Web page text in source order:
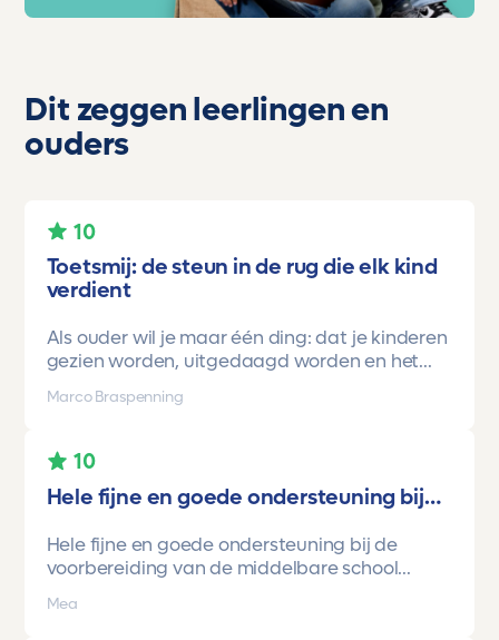
Dit zeggen leerlingen en
ouders
10
Toetsmij: de steun in de rug die elk kind
verdient
Als ouder wil je maar één ding: dat je kinderen
gezien worden, uitgedaagd worden en het
vertrouwen krijgen dat ze méér kunnen dan ze
zelf soms denken. Voor ons is Toetsmij daarin
Onze oudste dochter begon ooit op mavo-
kader. Een lieve, slimme meid, maar soms
toetsen van Toetsmij.....helder, betrouwbaar,
precies op niveau en altijd met ruimte om te
groeien kreeg ze stap voor stap het
Marco Braspenning
10
Hele fijne en goede ondersteuning bij…
Hele fijne en goede ondersteuning bij de
voorbereiding van de middelbare school
gemaakt van Toetsmij. Realistische toetsen.
Mea